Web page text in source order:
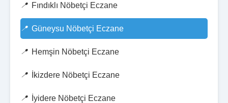
Fındıklı Nöbetçi Eczane
Güneysu Nöbetçi Eczane
Hemşin Nöbetçi Eczane
İkizdere Nöbetçi Eczane
İyidere Nöbetçi Eczane